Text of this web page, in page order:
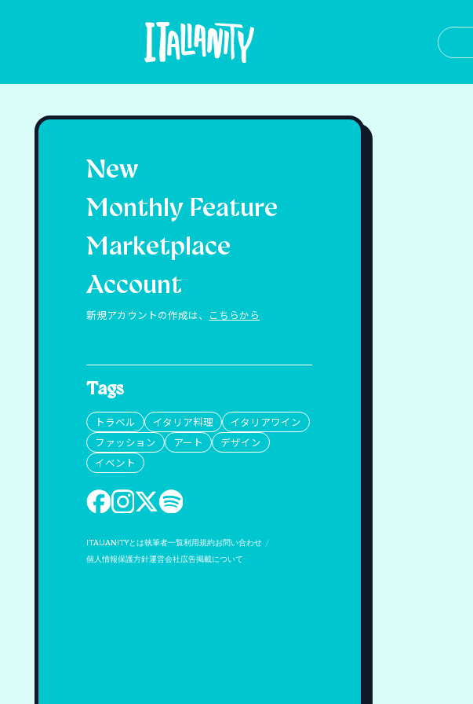
New
Monthly Feature
Marketplace
Account
新規アカウントの作成は、 こちらから
Tags
トラベル イタリア料理
イタリアワイン
ファッション
アート
デザイン
イベント
ITALIANITYとは執筆者一覧利用規約お問い合わせ
個人情報保護方針運営会社広告掲載について